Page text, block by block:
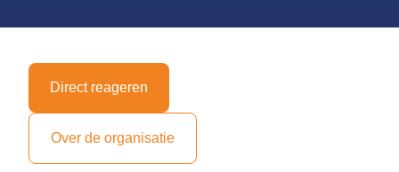
Direct reageren
Over de organisatie